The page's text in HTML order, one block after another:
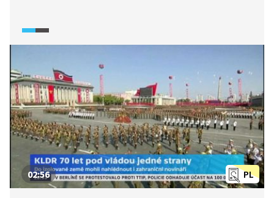
s koreanistkou přibližuje, jak konkrétně příslušnost
v kastovním systému nachází vládnoucí dynastie Kimů
a zda je mezi kastami nějaká prostupnost.
PL
02:56